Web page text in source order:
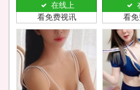
在线上
看免费视讯
看